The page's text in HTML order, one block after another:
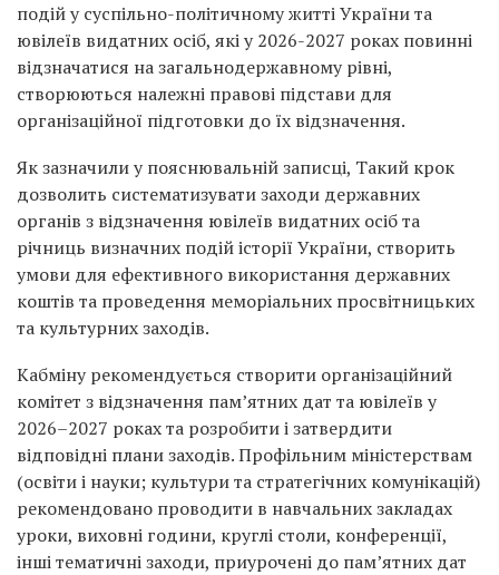
подій у суспільно-політичному житті України та
ювілеїв видатних осіб, які у 2026-2027 роках повинні
відзначатися на загальнодержавному рівні,
створюються належні правові підстави для
організаційної підготовки до їх відзначення.
Як зазначили у пояснювальній записці, Такий крок
дозволить систематизувати заходи державних
органів з відзначення ювілеїв видатних осіб та
річниць визначних подій історії України, створить
умови для ефективного використання державних
коштів та проведення меморіальних просвітницьких
та культурних заходів.
Кабміну рекомендується створити організаційний
комітет з відзначення пам’ятних дат та ювілеїв у
2026–2027 роках та розробити і затвердити
відповідні плани заходів. Профільним міністерствам
(освіти і науки; культури та стратегічних комунікацій)
рекомендовано проводити в навчальних закладах
уроки, виховні години, круглі столи, конференції,
інші тематичні заходи, приурочені до пам’ятних дат